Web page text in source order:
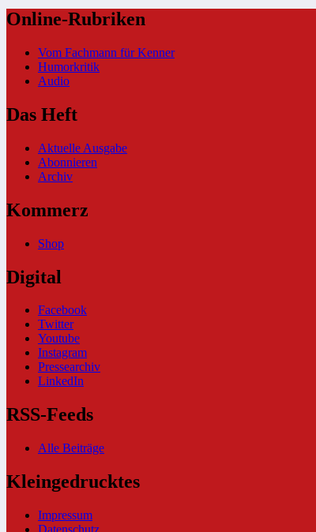
Online-Rubriken
Vom Fachmann für Kenner
Humorkritik
Audio
Das Heft
Aktuelle Ausgabe
Abonnieren
Archiv
Kommerz
Shop
Digital
Facebook
Twitter
Youtube
Instagram
Pressearchiv
LinkedIn
RSS-Feeds
Alle Beiträge
Kleingedrucktes
Impressum
Datenschutz